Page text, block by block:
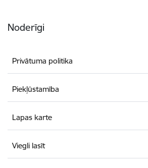
Noderīgi
Privātuma politika
Piekļūstamība
Lapas karte
Viegli lasīt